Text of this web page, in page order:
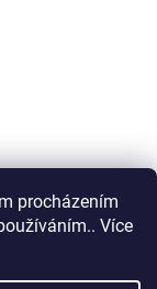
procházením
Více